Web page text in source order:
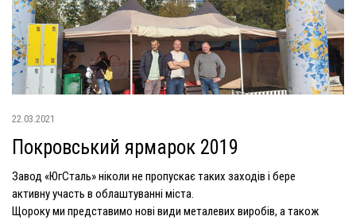
22.03.2021
Покровський ярмарок 2019
Завод «ЮгСталь» ніколи не пропускає таких заходів і бере
активну участь в облаштуванні міста.
Щороку ми представимо нові види металевих виробів, а також